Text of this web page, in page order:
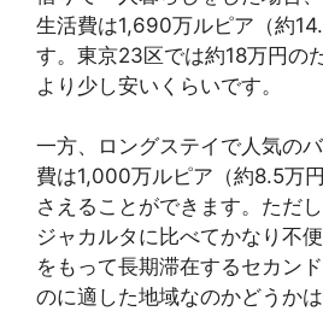
生活費は1,690万ルピア（約
す。東京23区では約18万円の
より少し安いくらいです。
一方、ロングステイで人気の
費は1,000万ルピア（約8.5万
さえることができます。ただ
ジャカルタに比べてかなり不
をもって長期滞在するセカン
のに適した地域なのかどうか